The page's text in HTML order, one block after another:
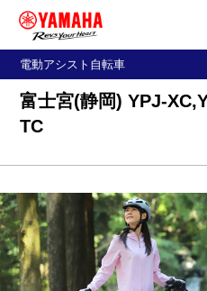
電動アシスト自転車
富士宮(静岡) YPJ-
TC